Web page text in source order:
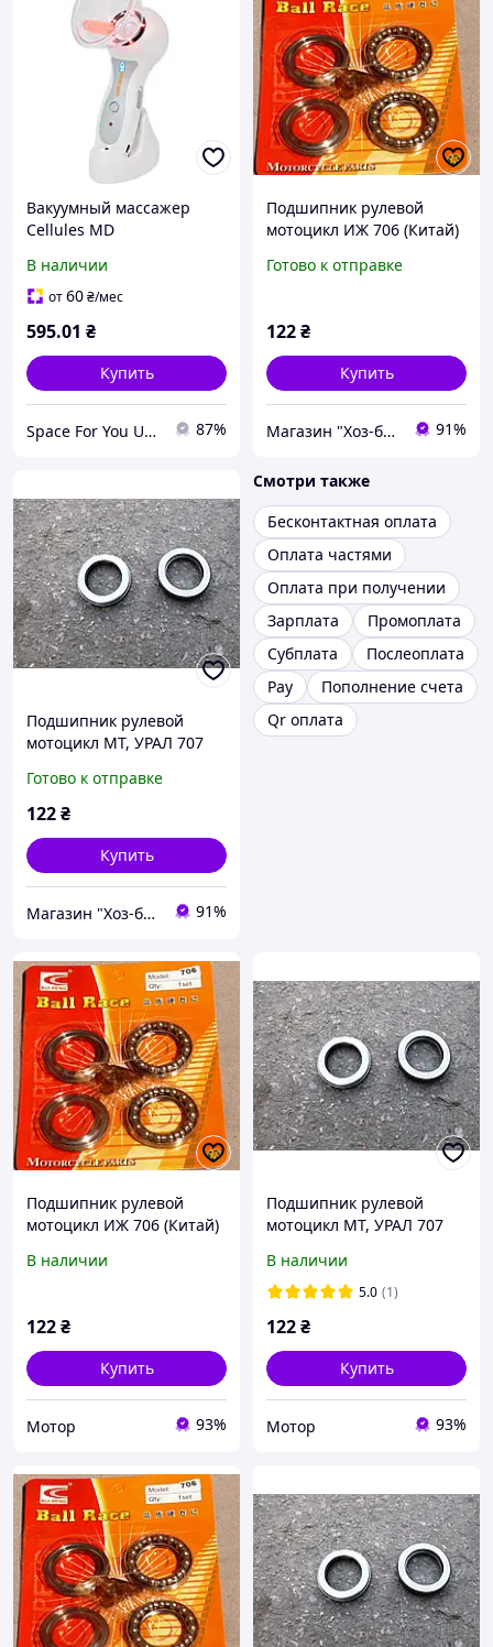
Вакуумный массажер
Cellules MD
регулируемой скоростью
безопасная
В наличии
от60₴/мес
595.01 ₴
Купить
Space For You UA - STORE 87%
Подшипник рулевой
мотоцикл ИЖ 706 (Китай)
Готово к отправке
122₴
Купить
Магазин "Хоз-блок" 91%
Подшипник рулевой
мотоцикл МТ, УРАЛ 707
Готово к отправке
122₴
Купить
Магазин "Хоз-блок" 91%
Смотри также
Бесконтактная оплата
Оплата частями
Оплата при получении
Зарплата
Промоплата
Субплата
Послеоплата
Pay
Пополнение счета
Qr оплата
Подшипник рулевой
мотоцикл ИЖ 706 (Китай)
В наличии
122₴
Купить
Мотор 93%
Подшипник рулевой
мотоцикл МТ, УРАЛ 707
В наличии
5.0 (1)
122₴
Купить
Мотор 93%